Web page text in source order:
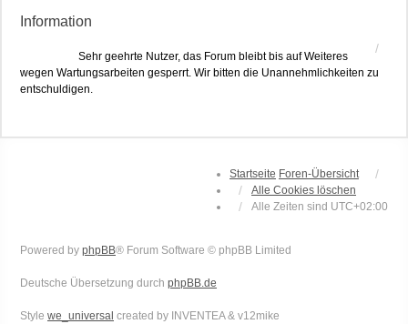
Das Team
Information
Sehr geehrte Nutzer, das Forum bleibt bis auf Weiteres
wegen Wartungsarbeiten gesperrt. Wir bitten die Unannehmlichkeiten zu
entschuldigen.
Startseite Foren-Übersicht
Alle Cookies löschen
Alle Zeiten sind UTC+02:00
Powered by phpBB® Forum Software © phpBB Limited
Deutsche Übersetzung durch phpBB.de
Style we_universal created by INVENTEA & v12mike